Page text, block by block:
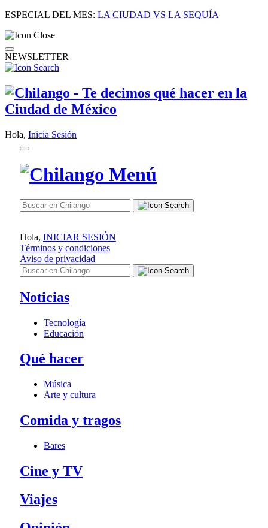
ESPECIAL DEL MES: LA CIUDAD VS LA SEQUÍA
NEWSLETTER
Hola, Inicia Sesión
Hola, INICIAR SESIÓN
Términos y condiciones
Aviso de privacidad
Noticias
Tecnología
Educación
Qué hacer
Música
Arte y cultura
Comida y tragos
Bares
Cine y TV
Viajes